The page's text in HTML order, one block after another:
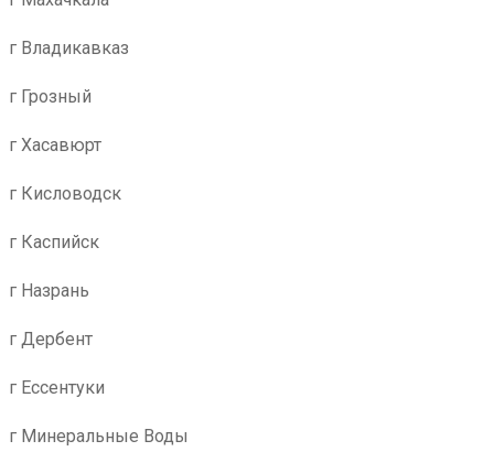
г Владикавказ
г Грозный
г Хасавюрт
г Кисловодск
г Каспийск
г Назрань
г Дербент
г Ессентуки
г Минеральные Воды